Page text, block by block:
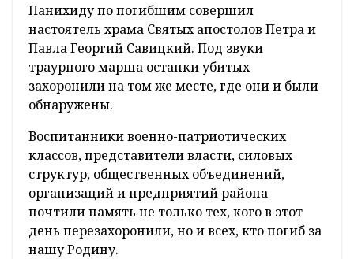
Панихиду по погибшим совершил
настоятель храма Святых апостолов Петра и
Павла Георгий Савицкий. Под звуки
траурного марша останки убитых
захоронили на том же месте, где они и были
обнаружены.
Воспитанники военно-патриотических
классов, представители власти, силовых
структур, общественных объединений,
организаций и предприятий района
почтили память не только тех, кого в этот
день перезахоронили, но и всех, кто погиб за
нашу Родину.